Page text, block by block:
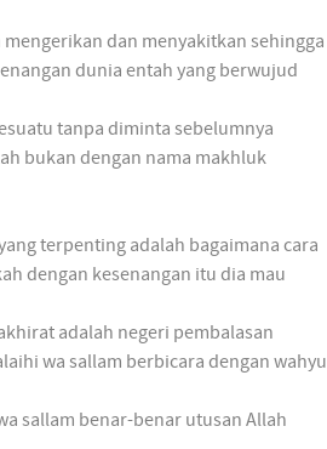
dan menyakitkan sehingga
dunia entah yang berwujud
tanpa diminta sebelumnya
bukan dengan nama makhluk
terpenting adalah bagaimana cara
dengan kesenangan itu dia mau
adalah negeri pembalasan
wa sallam berbicara dengan wahyu
sallam benar-benar utusan Allah